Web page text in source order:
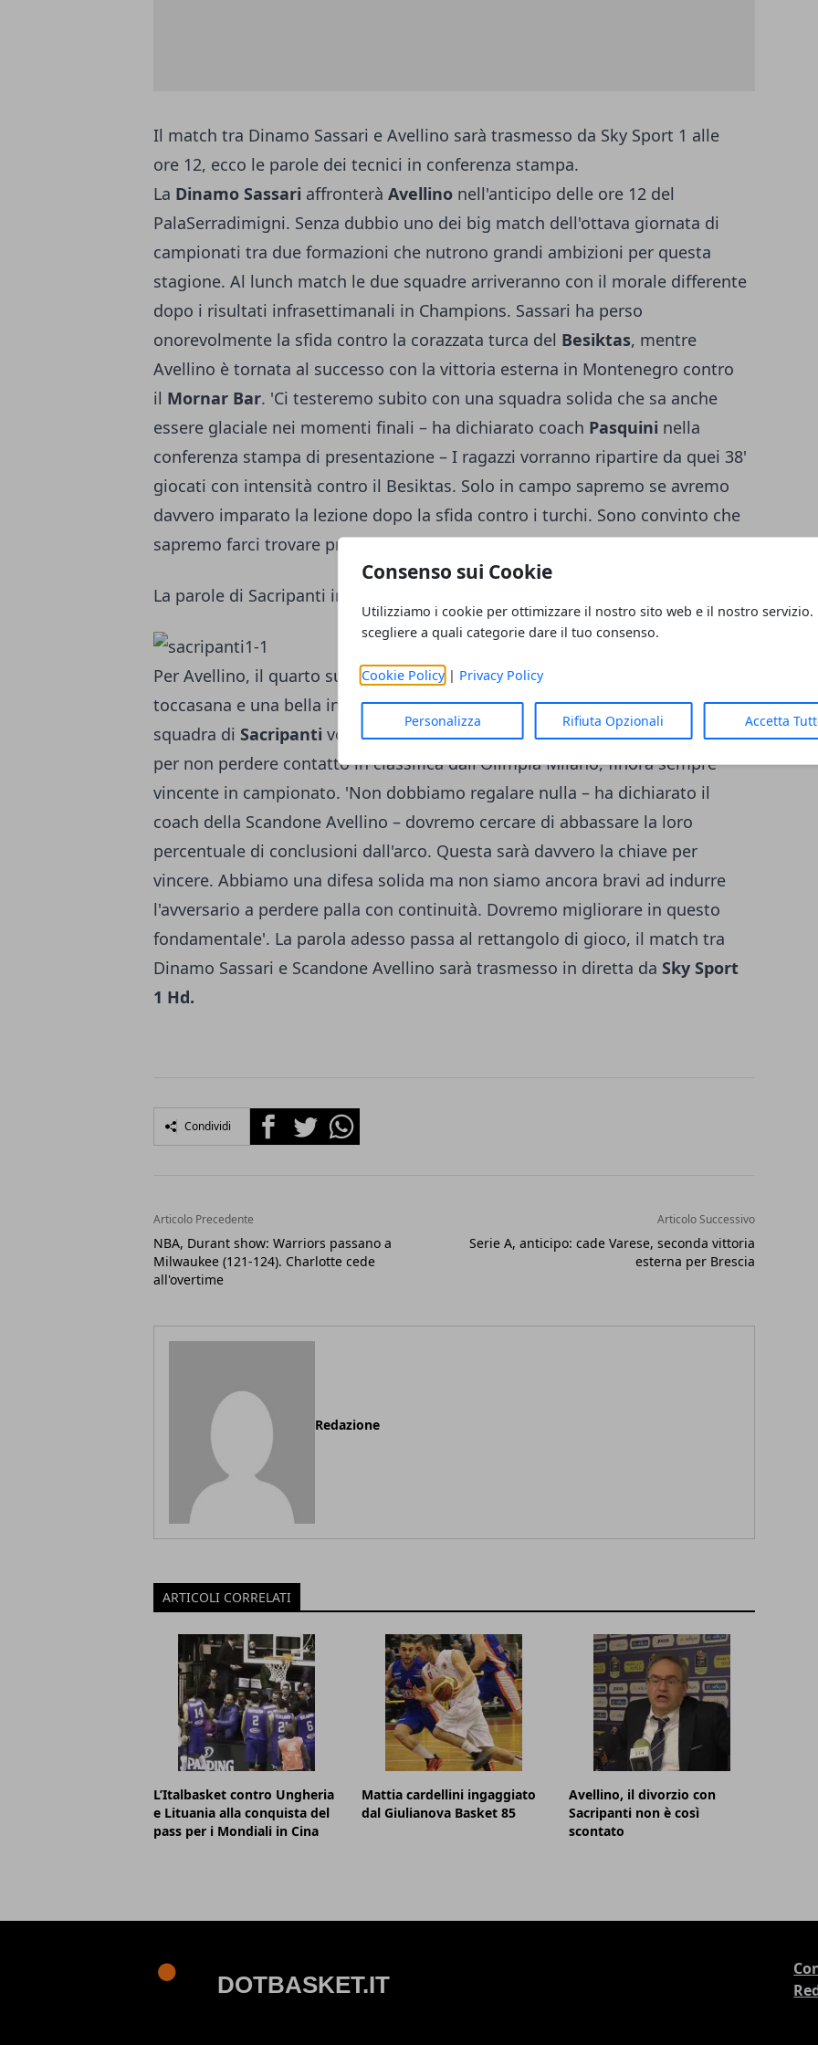
Consenso sui Cookie
Utilizziamo i cookie per ottimizzare il nostro sito web e il nostro servizio.
scegliere a quali categorie dare il tuo consenso.
Cookie Policy| Privacy Policy
Personalizza Rifiuta Opzionali Accetta
Il match tra Dinamo Sassari e Avellino sarà trasmesso da Sky Sport 1 alle
ore 12, ecco le parole dei tecnici in conferenza stampa.
La Dinamo Sassari affronterà Avellino nell'anticipo delle ore 12 del
PalaSerradimigni. Senza dubbio uno dei big match dell'ottava giornata di
campionati tra due formazioni che nutrono grandi ambizioni per questa
stagione. Al lunch match le due squadre arriveranno con il morale differente
dopo i risultati infrasettimanali in Champions. Sassari ha perso
onorevolmente la sfida contro la corazzata turca del Besiktas, mentre
Avellino è tornata al successo con la vittoria esterna in Montenegro contro
il Mornar Bar. 'Ci testeremo subito con una squadra solida che sa anche
essere glaciale nei momenti finali – ha dichiarato coach Pasquini nella
conferenza stampa di presentazione – I ragazzi vorranno ripartire da quei 38'
giocati con intensità contro il Besiktas. Solo in campo sapremo se avremo
davvero imparato la lezione dopo la sfida contro i turchi. Sono convinto che
sapremo farci trovare pronti'.
La parole di Sacripanti in conferenza stampa
Per Avellino, il quarto successo in cinque incontri in Europa è davvero un
toccasana e una bella iniezione di fiducia per il prosieguo della stagione. La
squadra di Sacripanti vorrà proseguire la striscia di risultati positivi anche
per non perdere contatto in classifica dall'Olimpia Milano, finora sempre
vincente in campionato. 'Non dobbiamo regalare nulla – ha dichiarato il
coach della Scandone Avellino – dovremo cercare di abbassare la loro
percentuale di conclusioni dall'arco. Questa sarà davvero la chiave per
vincere. Abbiamo una difesa solida ma non siamo ancora bravi ad indurre
l'avversario a perdere palla con continuità. Dovremo migliorare in questo
fondamentale'. La parola adesso passa al rettangolo di gioco, il match tra
Dinamo Sassari e Scandone Avellino sarà trasmesso in diretta da Sky Sport
1 Hd.
Condividi FacebookTwitterWhatsapp
Articolo Precedente
NBA, Durant show: Warriors passano a
Milwaukee (121-124). Charlotte cede
all'overtime
Articolo Successivo
Serie A, anticipo: cade Varese, seconda vittoria
esterna per Brescia
Redazione
ARTICOLI CORRELATI
L’Italbasket contro Ungheria
e Lituania alla conquista del
pass per i Mondiali in Cina
Mattia cardellini ingaggiato
dal Giulianova Basket 85
Avellino, il divorzio con
Sacripanti non è così
scontato